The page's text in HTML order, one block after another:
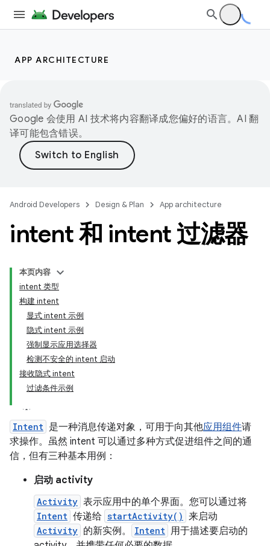
APP ARCHITECTURE
Google 会使用 AI 技术将内容翻译成您偏好的语言。AI 翻
译可能包含错误。
Android Developers Design & Plan App architecture
intent 和 intent 过滤器
本页内容
intent 类型
构建 intent
显式 intent 示例
隐式 intent 示例
强制显示应用选择器
检测不安全的 intent 启动
接收隐式 intent
过滤条件示例
Intent 是一种消息传递对象，可用于向其他应用组件请
求操作。虽然 intent 可以通过多种方式促进组件之间的通
信，但有三种基本用例：
启动 activity
Activity 表示应用中的单个界面。您可以通过将
Intent 传递给 startActivity() 来启动
Activity 的新实例。 Intent 用于描述要启动的